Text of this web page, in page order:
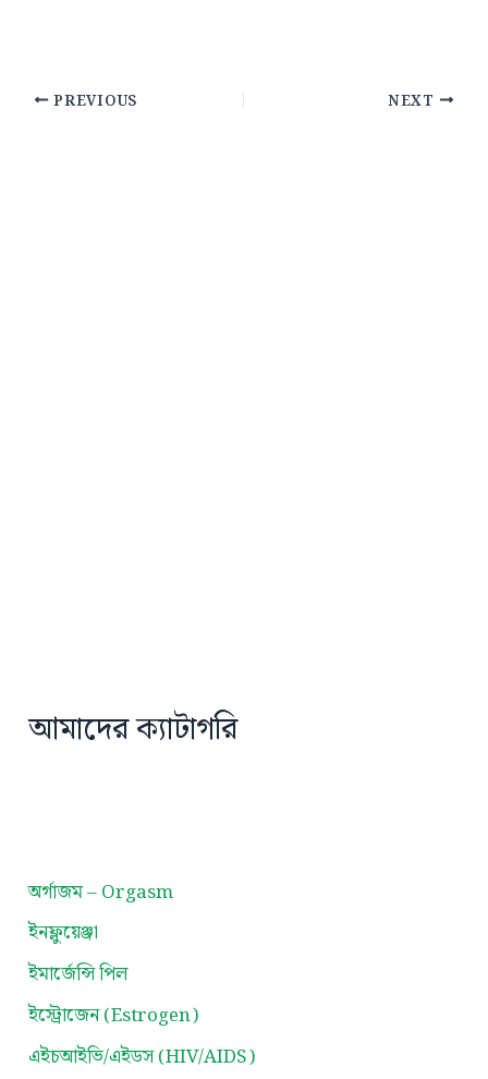
PREVIOUS NEXT
আমাদের ক্যাটাগরি
অর্গাজম – Orgasm
ইনফ্লুয়েঞ্জা
ইমার্জেন্সি পিল
ইস্ট্রোজেন (Estrogen)
এইচআইভি/এইডস (HIV/AIDS)